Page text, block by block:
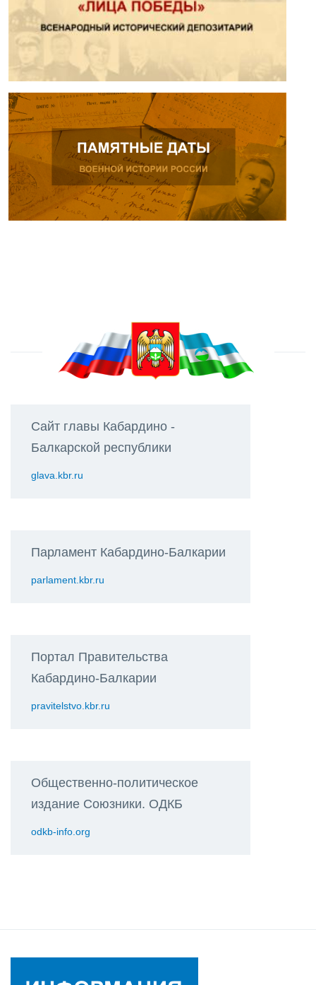
Сайт главы Кабардино -
Балкарской республики
glava.kbr.ru
Парламент Кабардино-Балкарии
parlament.kbr.ru
Портал Правительства
Кабардино-Балкарии
pravitelstvo.kbr.ru
Общественно-политическое
издание Союзники. ОДКБ
odkb-info.org